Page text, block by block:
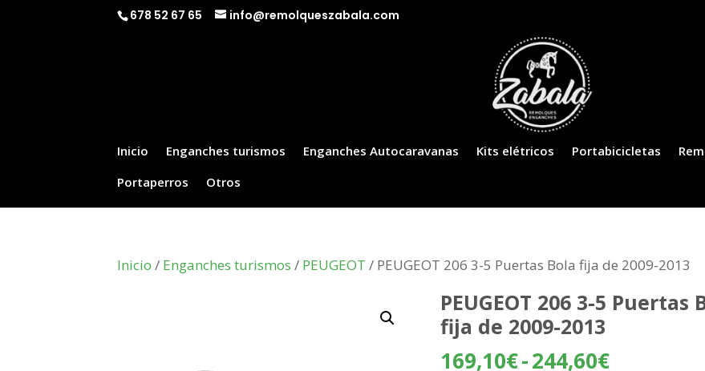
678 52 67 65 info@remolqueszabala.com
Inicio Enganches turismos Enganches Autocaravanas Kits elétricos Portabicicletas
Portaperros
Otros
Inicio / Enganches turismos / PEUGEOT / PEUGEOT 206 3-5 Puertas Bola fija de 2009-2013
PEUGEOT 206 3-5 Puertas
fija de 2009-2013
169,10€-244,60€Rango